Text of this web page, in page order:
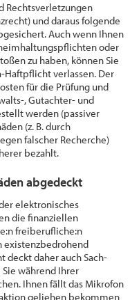
Rechtsverletzungen
und daraus folgende
Auch wenn Ihnen
oder
zu haben, können Sie
Haftpflicht verlassen. Der
für die Prüfung und
, Gutachter- und
werden (passiver
(z. B. durch
falscher Recherche)
bezahlt.
abgedeckt
elektronisches
die finanziellen
freiberufliche:n
existenzbedrohend
daher auch Sach-
während Ihrer
Ihnen fällt das Mikrofon
geliehen bekommen